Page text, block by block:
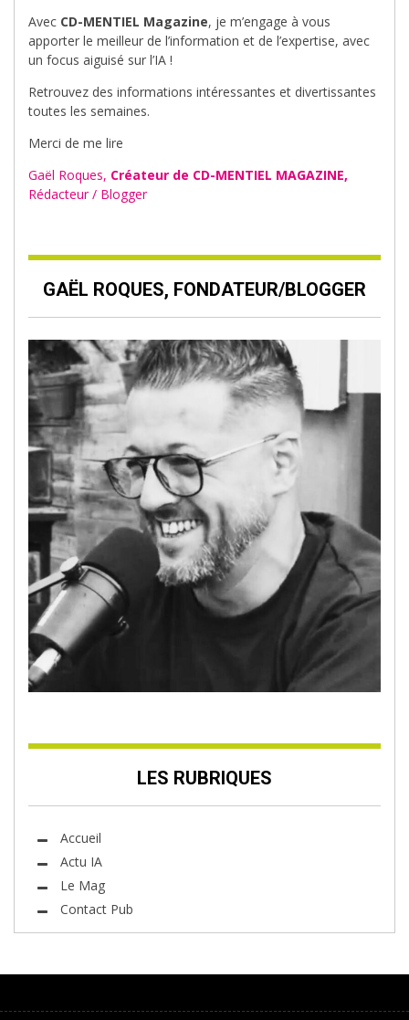
Avec CD-MENTIEL Magazine, je m’engage à vous
apporter le meilleur de l’information et de l’expertise, avec
un focus aiguisé sur l’IA !
Retrouvez des informations intéressantes et divertissantes
toutes les semaines.
Merci de me lire
Gaël Roques, Créateur de CD-MENTIEL MAGAZINE,
Rédacteur / Blogger
GAËL ROQUES, FONDATEUR/BLOGGER
LES RUBRIQUES
Accueil
Actu IA
Le Mag
Contact Pub